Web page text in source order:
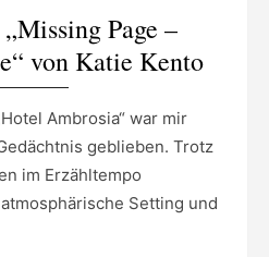
Page –
von Katie Kento
Ambrosia“ war mir
geblieben. Trotz
im Erzähltempo
Setting und